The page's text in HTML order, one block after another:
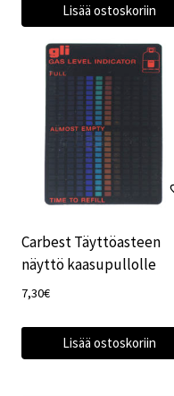
Lisää ostoskoriin
Carbest Täyttöasteen
näyttö kaasupullolle
7,30€
Lisää ostoskoriin